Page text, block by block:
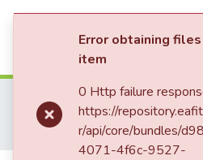
Communities & Collections
All of DSpace
Tesis de Grado
Maestría en Gerencia de Proyectos (Tesis)
Análisis de lecciones aprendidas en la gestión de proyectos estratégicos de Melonn : hacia la mejora continua en un entorno de e-commerce dinámico
Error obtaining
item
0 Http failure
https://
r/api/core/bundles/
4071-4f6c-9527-